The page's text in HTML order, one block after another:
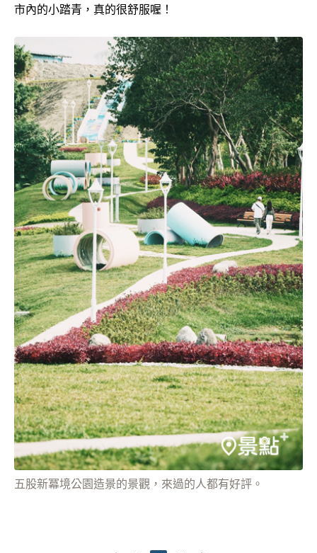
市內的小踏青，真的很舒服喔！
五股新冪境公園造景的景觀，來過的人都有好評。